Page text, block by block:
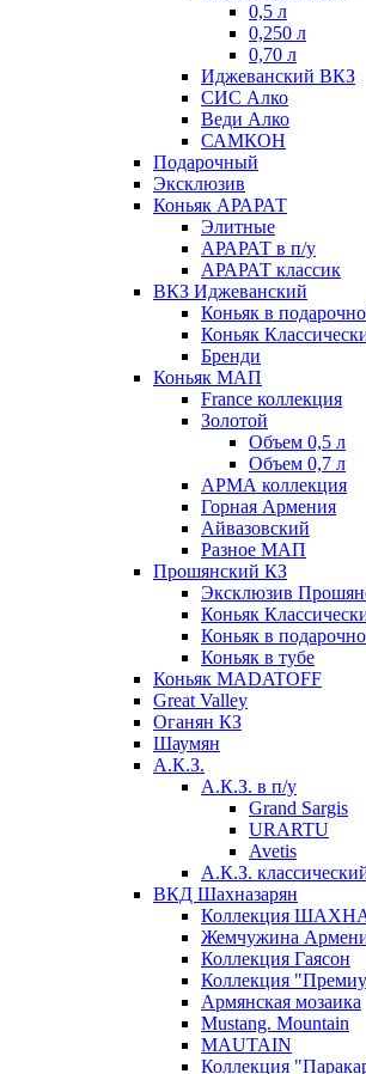
0,5 л
0,250 л
0,70 л
Иджеванский ВКЗ
СИС Алко
Веди Алко
САМКОН
Подарочный
Эксклюзив
Коньяк АРАРАТ
Элитные
АРАРАТ в п/у
АРАРАТ классик
ВКЗ Иджеванский
Коньяк в
Коньяк
Бренди
Коньяк МАП
France коллекция
Золотой
Объем 0,5 л
Объем 0,7 л
АРМА коллекция
Горная Армения
Айвазовский
Разное МАП
Прошянский КЗ
Эксклюзив
Коньяк
Коньяк в
Коньяк в тубе
Коньяк MADATOFF
Great Valley
Оганян КЗ
Шаумян
А.К.З.
А.К.З. в п/у
Grand Sargis
URARTU
Avetis
А.К.З.
ВКД Шахназарян
Коллекция
Жемчужина
Коллекция Гаясон
Коллекция
Армянская мозаика
Mustang. Mountain
MAUTAIN
Коллекция